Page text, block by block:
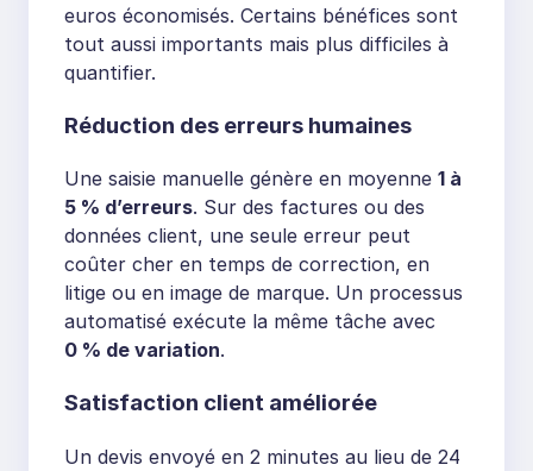
euros économisés. Certains bénéfices sont
tout aussi importants mais plus difficiles à
quantifier.
Réduction des erreurs humaines
Une saisie manuelle génère en moyenne 1 à
5 % d’erreurs. Sur des factures ou des
données client, une seule erreur peut
coûter cher en temps de correction, en
litige ou en image de marque. Un processus
automatisé exécute la même tâche avec
0 % de variation.
Satisfaction client améliorée
Un devis envoyé en 2 minutes au lieu de 24